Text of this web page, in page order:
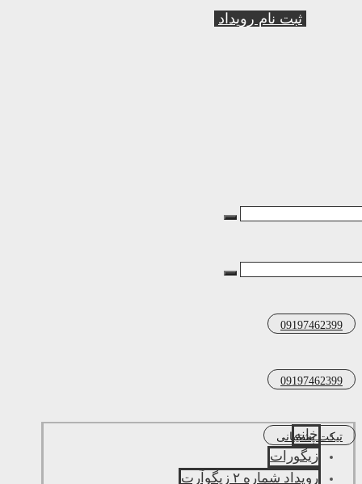
ثبت نام رویداد
09197462399
09197462399
تیکت پشتیبانی
خانه
زیگورات
رویداد شماره ۲ زیگوآرت